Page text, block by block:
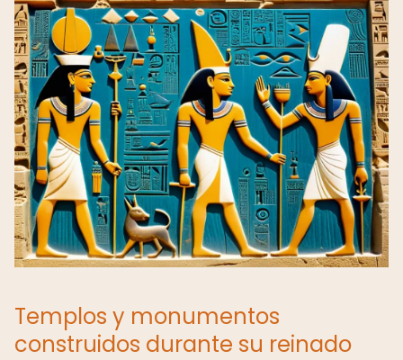
Templos y monumentos
construidos durante su reinado